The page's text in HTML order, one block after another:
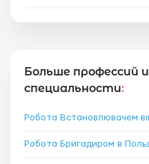
Больше профессий
специальности:
Робота Встановлювачем
Робота Бригадиром в